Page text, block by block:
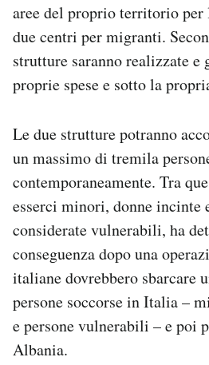
aree del proprio territorio per
due centri per migranti.
strutture saranno realizzate e
proprie spese e sotto la
Le due strutture potranno
un massimo di tremila
contemporaneamente. Tra
esserci minori, donne incinte
considerate vulnerabili, ha
conseguenza dopo una
italiane dovrebbero sbarcare
persone soccorse in Italia –
e persone vulnerabili – e poi
Albania.